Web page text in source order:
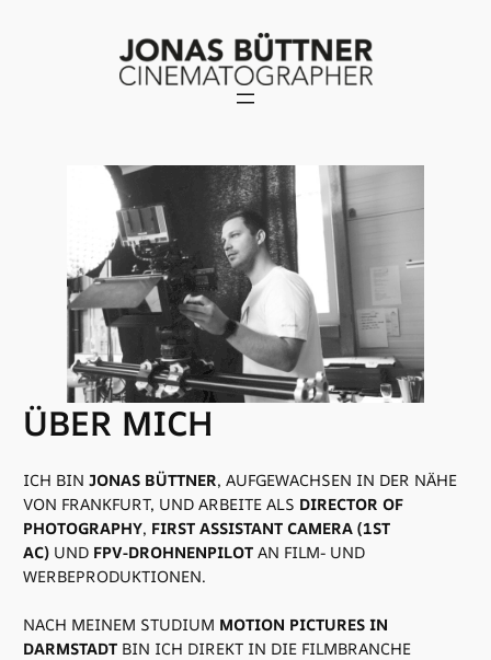
ÜBER MICH
ICH BINJONAS BÜTTNER, AUFGEWACHSEN IN DER NÄHE
VON FRANKFURT, UND ARBEITE ALS DIRECTOR OF
PHOTOGRAPHY, FIRST ASSISTANT CAMERA (1ST
AC) UND FPV-DROHNENPILOT AN FILM- UND
WERBEPRODUKTIONEN.
NACH MEINEM STUDIUM MOTION PICTURES IN
DARMSTADT BIN ICH DIREKT IN DIE FILMBRANCHE